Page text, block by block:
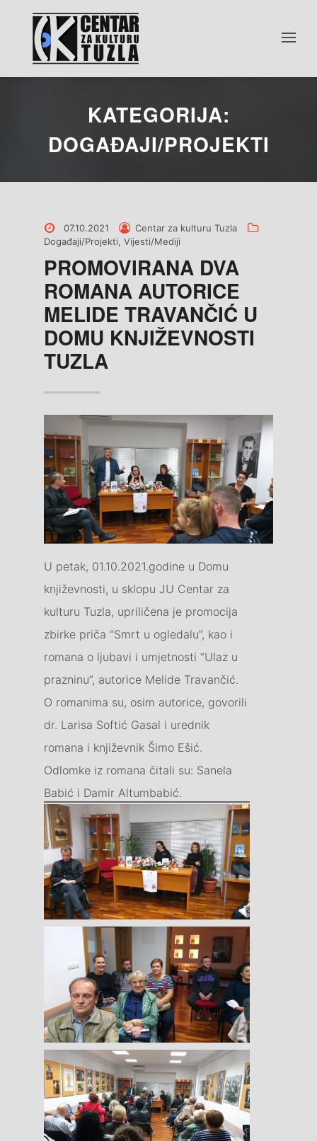
KATEGORIJA:
DOGAĐAJI/PROJEKTI
Posted
on
07.10.2021
Posted
by
Centar za kulturu Tuzla
Događaji/Projekti,Vijesti/Mediji
PROMOVIRANA DVA
ROMANA AUTORICE
MELIDE TRAVANČIĆ U
DOMU KNJIŽEVNOSTI
TUZLA
U petak, 01.10.2021.godine u Domu
književnosti, u sklopu JU Centar za
kulturu Tuzla, upriličena je promocija
zbirke priča “Smrt u ogledalu”, kao i
romana o ljubavi i umjetnosti “Ulaz u
prazninu”, autorice Melide Travančić.
O romanima su, osim autorice, govorili
dr. Larisa Softić Gasal i urednik
romana i književnik Šimo Ešić.
Odlomke iz romana čitali su: Sanela
Babić i Damir Altumbabić.